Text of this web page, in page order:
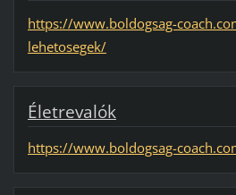
https://www.boldogsag-
lehetosegek/
Életrevalók
https://www.boldogsag-